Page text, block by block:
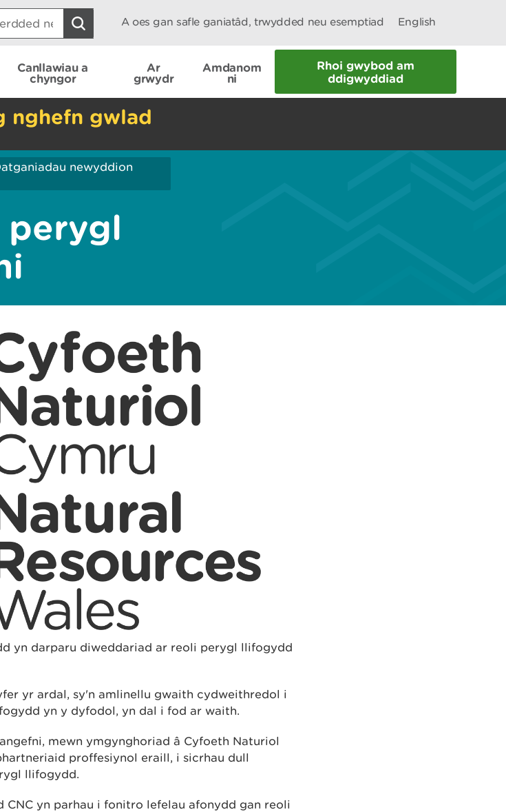
A oes gan safle ganiatâd, trwydded neu esemptiad English
Canllawiau a
chyngor
Ar
grwydr
Amdanom
ni
Rhoi gwybod am
ddigwyddiad
nghefn gwlad
newyddion
perygl
yn darparu diweddariad ar reoli perygl llifogydd
yr ardal, sy'n amlinellu gwaith cydweithredol i
yn y dyfodol, yn dal i fod ar waith.
mewn ymgynghoriad â Cyfoeth Naturiol
proffesiynol eraill, i sicrhau dull
llifogydd.
CNC yn parhau i fonitro lefelau afonydd gan reoli